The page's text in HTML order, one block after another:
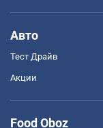
Авто
Тест Драйв
Акции
Food Oboz